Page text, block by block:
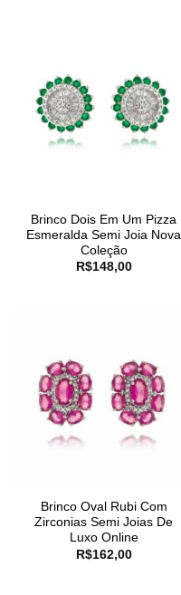
Brinco Dois Em Um Pizza
Esmeralda Semi Joia Nova
Coleção
R$148,00
Brinco Oval Rubi Com
Zirconias Semi Joias De
Luxo Online
R$162,00